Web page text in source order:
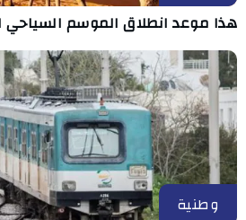
هذا موعد انطلاق الموسم السياحي
وطنية